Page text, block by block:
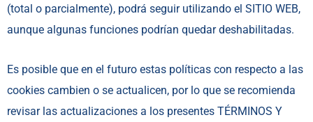
(total o parcialmente), podrá seguir utilizando el SITIO WEB,
aunque algunas funciones podrían quedar deshabilitadas.
Es posible que en el futuro estas políticas con respecto a las
cookies cambien o se actualicen, por lo que se recomienda
revisar las actualizaciones a los presentes TÉRMINOS Y